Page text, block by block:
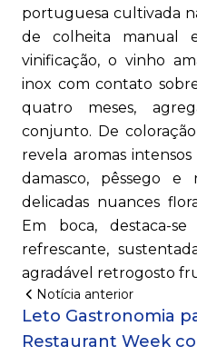
portuguesa cultivada
de colheita manual
vinificação, o vinho
inox com contato
quatro meses,
conjunto. De
revela aromas
damasco, pêssego e
delicadas nuances
Em boca, destaca-
refrescante,
agradável retrogosto
Notícia anterior
Leto Gastronomia
Restaurant Week